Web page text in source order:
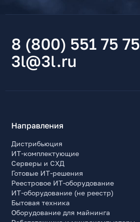
8 (800) 551 75 75
3l@3l.ru
Направления
Дистрибьюция
ИТ-комплектующие
Серверы и СХД
Готовые ИТ-решения
Реестровое ИТ-оборудование
ИТ-оборудование (не реестр)
Бытовая техника
Оборудование для майнинга